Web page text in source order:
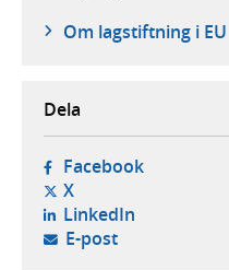
Om lagstiftning i EU
Dela
Facebook- öppnas i
X- öppnas i ny flik,
LinkedIn- öppnas i
E-post- öppnar din